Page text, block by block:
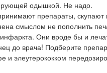
одышкой. Не надо.
препараты,
смыслом не пополнить
Они вроде бы и
до врача! Подберите
и элеутерококком